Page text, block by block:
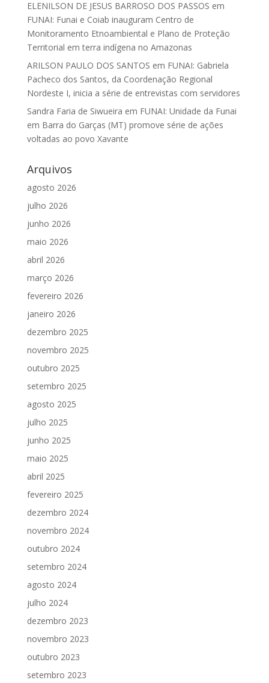
ELENILSON DE JESUS BARROSO DOS PASSOS em
FUNAI: Funai e Coiab inauguram Centro de
Monitoramento Etnoambiental e Plano de Proteção
Territorial em terra indígena no Amazonas
ARILSON PAULO DOS SANTOS em FUNAI: Gabriela
Pacheco dos Santos, da Coordenação Regional
Nordeste I, inicia a série de entrevistas com servidores
Sandra Faria de Siwueira em FUNAI: Unidade da Funai
em Barra do Garças (MT) promove série de ações
voltadas ao povo Xavante
Arquivos
agosto 2026
julho 2026
junho 2026
maio 2026
abril 2026
março 2026
fevereiro 2026
janeiro 2026
dezembro 2025
novembro 2025
outubro 2025
setembro 2025
agosto 2025
julho 2025
junho 2025
maio 2025
abril 2025
fevereiro 2025
dezembro 2024
novembro 2024
outubro 2024
setembro 2024
agosto 2024
julho 2024
dezembro 2023
novembro 2023
outubro 2023
setembro 2023